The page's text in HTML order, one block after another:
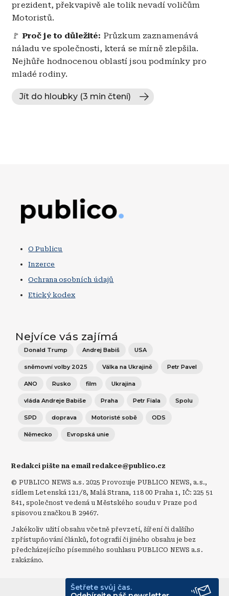
prezident, překvapivě ale tolik nevadí voličům
Motoristů.
🚩 Proč je to důležité: Průzkum zaznamenává
náladu ve společnosti, která se mírně zlepšila.
Nejhůře hodnocenou oblastí jsou podmínky pro
mladé rodiny.
Jít do hloubky (3 min čtení)
O Publicu
Inzerce
Ochrana osobních údajů
Etický kodex
Nejvíce vás zajímá
Donald Trump Andrej Babiš USA
sněmovní volby 2025 Válka na Ukrajině Petr Pavel
ANO Rusko film Ukrajina
vláda Andreje Babiše Praha Petr Fiala Spolu
SPD doprava Motoristé sobě ODS
Německo Evropská unie
Redakci pište na email redakce@publico.cz
© PUBLICO NEWS a.s. 2025 Provozuje PUBLICO NEWS, a.s.,
sídlem Letenská 121/8, Malá Strana, 118 00 Praha 1, IČ: 225 51
841, společnost vedená u Městského soudu v Praze pod
spisovou značkou B 29467.
Jakékoliv užití obsahu včetně převzetí, šíření či dalšího
zpřístupňování článků, fotografií či jiného obsahu je bez
předcházejícího písemného souhlasu PUBLICO NEWS a.s.
zakázáno.
Šetřete svůj čas.
© Publico 2026